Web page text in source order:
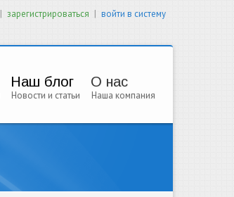
| зарегистрироваться | войти в систему
Наш блог
Новости и статьи
О нас
Наша компания